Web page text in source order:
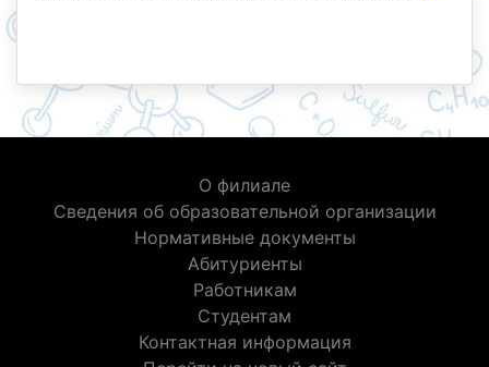
О филиале
Сведения об образовательной организации
Нормативные документы
Абитуриенты
Работникам
Студентам
Контактная информация